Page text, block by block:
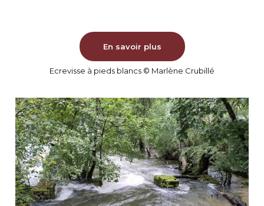
En savoir plus
Ecrevisse à pieds blancs © Marlène Crubillé